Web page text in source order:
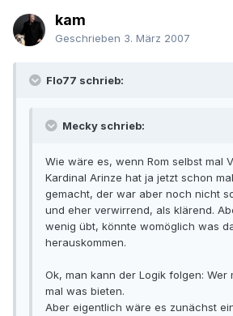
kam
Geschrieben 3. März 2007
Flo77 schrieb:
Mecky schrieb:
Wie wäre es, wenn Rom selbst mal
Kardinal Arinze hat ja jetzt schon
gemacht, der war aber noch nicht
und eher verwirrend, als klärend.
wenig übt, könnte womöglich was
herauskommen.
Ok, man kann der Logik folgen: Wer
mal was bieten.
Aber eigentlich wäre es zunächst